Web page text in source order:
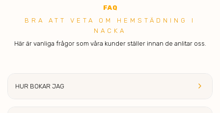
FAQ
BRA ATT V ETA OM HEMSTÄDNING I
NACKA
Här är vanliga frågor som våra kunder ställer innan de anlitar oss.
keyboard_arrow_right
HUR BOKAR JAG